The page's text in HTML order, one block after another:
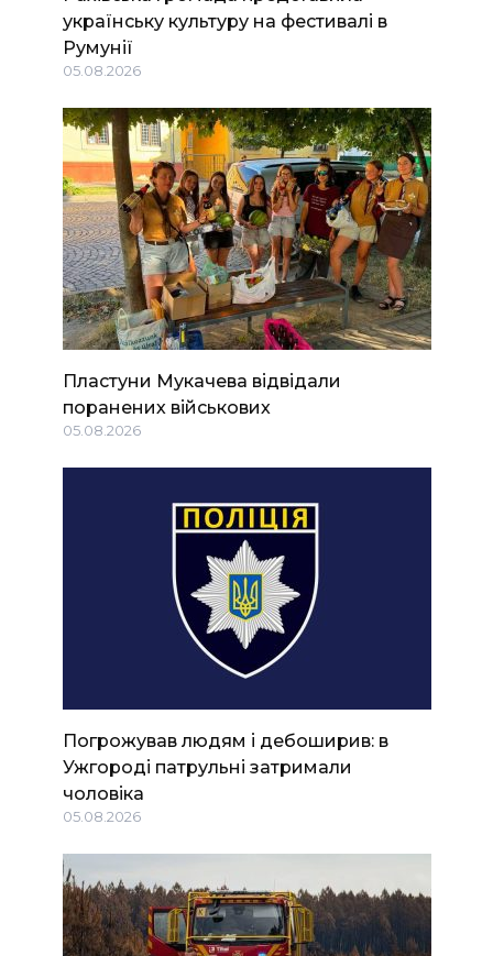
українську культуру на фестивалі в
Румунії
05.08.2026
Пластуни Мукачева відвідали
поранених військових
05.08.2026
Погрожував людям і дебоширив: в
Ужгороді патрульні затримали
чоловіка
05.08.2026